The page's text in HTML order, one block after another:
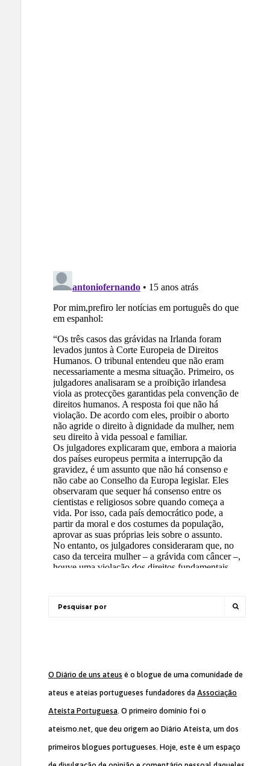
O Diário de uns ateus é o blogue de uma comunidade de
ateus e ateias portugueses fundadores da Associação
Ateísta Portuguesa. O primeiro domínio foi o
ateismo.net, que deu origem ao Diário Ateísta, um dos
primeiros blogues portugueses. Hoje, este é um espaço